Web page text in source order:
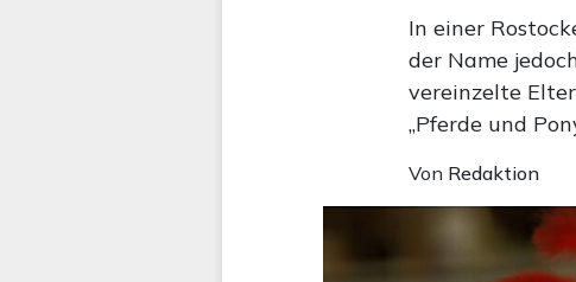
In einer
der Name
vereinzelte
„Pferde und
Von Redaktion